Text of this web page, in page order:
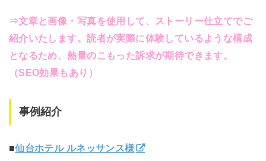
⇒文章と画像・写真を使用して、ストーリー仕立てでご
紹介いたします。読者が実際に体験しているような構成
となるため、熱量のこもった訴求が期待できます。
（SEO効果もあり）
事例紹介
■仙台ホテル ルネッサンス様